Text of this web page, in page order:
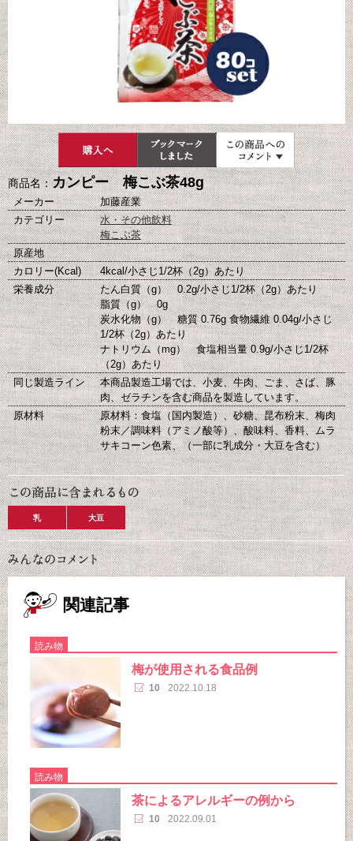
商品名：カンピー 梅こぶ茶48g
メーカー
加藤産業
カテゴリー
水・その他飲料
梅こぶ茶
原産地
カロリー(Kcal)
4kcal/小さじ1/2杯（2g）あたり
栄養成分
たん白質（g） 0.2g/小さじ1/2杯（2g）あたり
脂質（g） 0g
炭水化物（g） 糖質 0.76g 食物繊維 0.04g/小さじ
1/2杯（2g）あたり
ナトリウム（mg） 食塩相当量 0.9g/小さじ1/2杯
（2g）あたり
同じ製造ライン
本商品製造工場では、小麦、牛肉、ごま、さば、豚
肉、ゼラチンを含む商品を製造しています。
原材料
原材料：食塩（国内製造）、砂糖、昆布粉末、梅肉
粉末／調味料（アミノ酸等）、酸味料、香料、ムラ
サキコーン色素、（一部に乳成分・大豆を含む）
乳 大豆
関連記事
読み物
梅が使用される食品例
10 2022.10.18
読み物
茶によるアレルギーの例から
10 2022.09.01